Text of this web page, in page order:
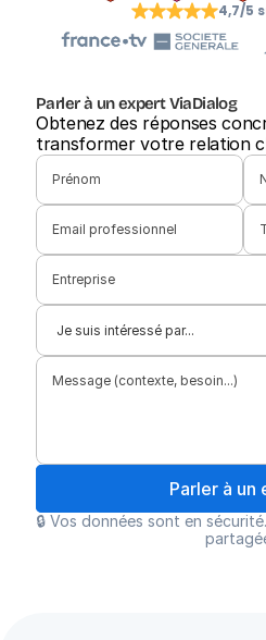
4,7/5
Parler à un expert ViaDialog
Obtenez des réponses
transformer votre relation
Parler à un
🔒 Vos données sont en